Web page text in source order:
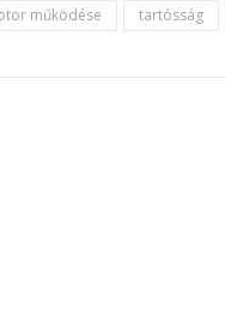
működése tartósság